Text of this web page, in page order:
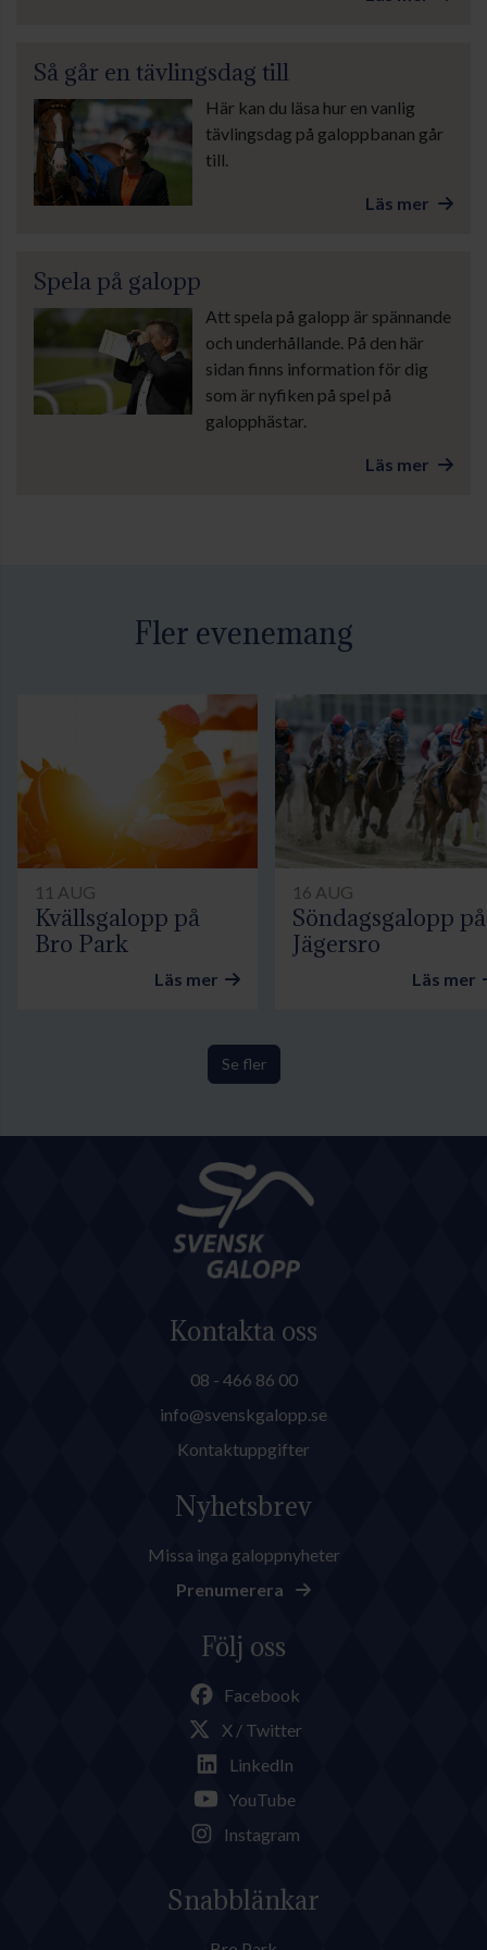
Så går en tävlingsdag till
Här kan du läsa hur en vanlig
tävlingsdag på galoppbanan går
till.
Läs mer
Spela på galopp
Att spela på galopp är spännande
och underhållande. På den här
sidan finns information för dig
som är nyfiken på spel på
galopphästar.
Läs mer
Fler evenemang
11 AUG
Kvällsgalopp på
Bro Park
Läs mer
16 AUG
Söndagsgalopp på
Jägersro
Läs mer
Se fler
Kontakta oss
08 - 466 86 00
info@svenskgalopp.se
Kontaktuppgifter
Nyhetsbrev
Missa inga galoppnyheter
Prenumerera
Följ oss
Facebook
X / Twitter
LinkedIn
YouTube
Instagram
Snabblänkar